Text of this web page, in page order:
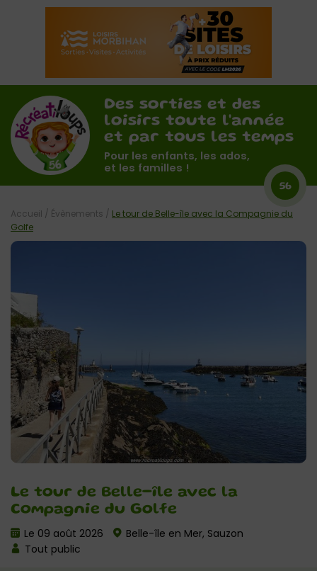
Des sorties et des
loisirs toute l'année
et par tous les temps
Pour les enfants, les ados,
et les familles !
56
Le tour de Belle-île avec la
Compagnie du Golfe
Le 09 août 2026
Belle-île en Mer, Sauzon
Tout public
Accueil / Évènements / Le tour de Belle-île avec la Compagnie du
Golfe